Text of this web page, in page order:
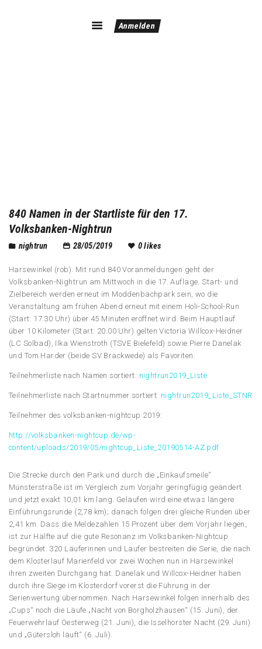
Anmelden
840 Namen in der Startliste für den 17.
Volksbanken-Nightrun
nightrun 28/05/2019 0likes
Harsewinkel (rob). Mit rund 840 Voranmeldungen geht der
Volksbanken-Nightrun am Mittwoch in die 17. Auflage. Start- und
Zielbereich werden erneut im Moddenbachpark sein, wo die
Veranstaltung am frühen Abend erneut mit einem Holi-School-Run
(Start: 17.30 Uhr) über 45 Minuten eröffnet wird. Beim Hauptlauf
über 10 Kilometer (Start: 20.00 Uhr) gelten Victoria Willcox-Heidner
(LC Solbad), Ilka Wienstroth (TSVE Bielefeld) sowie Pierre Danelak
und Tom Harder (beide SV Brackwede) als Favoriten.
Teilnehmerliste nach Namen sortiert: nightrun2019_Liste
Teilnehmerliste nach Startnummer sortiert: nightrun2019_Liste_STNR
Teilnehmer des volksbanken-nightcup 2019:
http://volksbanken-nightcup.de/wp-
content/uploads/2019/05/nightcup_Liste_20190514-AZ.pdf
Die Strecke durch den Park und durch die „Einkaufsmeile“
Münsterstraße ist im Vergleich zum Vorjahr geringfügig geändert
und jetzt exakt 10,01 km lang. Gelaufen wird eine etwas längere
Einführungsrunde (2,78 km); danach folgen drei gleiche Runden über
2,41 km. Dass die Meldezahlen 15 Prozent über dem Vorjahr liegen,
ist zur Hälfte auf die gute Resonanz im Volksbanken-Nightcup
begründet. 320 Läuferinnen und Läufer bestreiten die Serie, die nach
dem Klosterlauf Marienfeld vor zwei Wochen nun in Harsewinkel
ihren zweiten Durchgang hat. Danelak und Willcox-Heidner haben
durch ihre Siege im Klosterdorf vorerst die Führung in der
Serienwertung übernommen. Nach Harsewinkel folgen innerhalb des
„Cups“ noch die Läufe „Nacht von Borgholzhausen“ (15. Juni), der
Feuerwehrlauf Oesterweg (21. Juni), die Isselhorster Nacht (29. Juni)
und „Gütersloh läuft“ (6. Juli).